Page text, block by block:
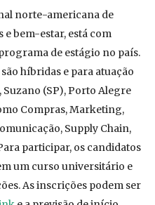
norte-americana de
e bem-estar, está com
de estágio no país.
híbridas e para atuação
Suzano (SP), Porto Alegre
Compras, Marketing,
Supply Chain,
participar, os candidatos
um curso universitário e
As inscrições podem ser